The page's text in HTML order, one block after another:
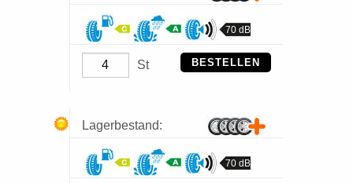
70 dB
St BESTELLEN
Lagerbestand:
70 dB